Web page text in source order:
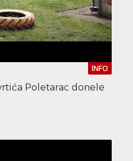
INFO
Poletarac donele